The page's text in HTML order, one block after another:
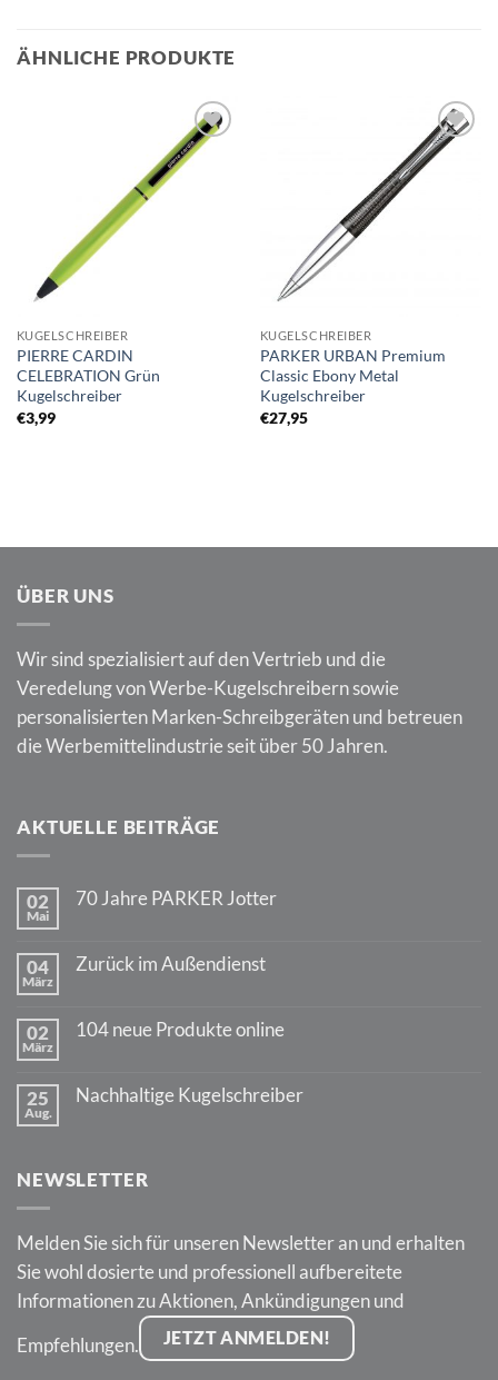
ÄHNLICHE PRODUKTE
Auf die
Merkliste
KUGELSCHREIBER
PIERRE CARDIN
CELEBRATION Grün
Kugelschreiber
€3,99
Auf die
Merkliste
KUGELSCHREIBER
PARKER URBAN Premium
Classic Ebony Metal
Kugelschreiber
€27,95
ÜBER UNS
Wir sind spezialisiert auf den Vertrieb und die
Veredelung von Werbe-Kugelschreibern sowie
personalisierten Marken-Schreibgeräten und betreuen
die Werbemittelindustrie seit über 50 Jahren.
AKTUELLE BEITRÄGE
02
Mai
70 Jahre PARKER Jotter
70
04
März
Zurück im Außendienst
Zurück
02
März
104 neue Produkte online
104
25
Aug.
Nachhaltige Kugelschreiber
Kugelschreiber
NEWSLETTER
Melden Sie sich für unseren Newsletter an und erhalten
Sie wohl dosierte und professionell aufbereitete
Informationen zu Aktionen, Ankündigungen und
Empfehlungen.
JETZT ANMELDEN!